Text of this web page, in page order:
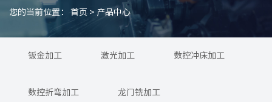
您的当前位置： 首页 > 产品中心
钣金加工 激光加工 数控冲床加工
数控折弯加工 龙门铣加工